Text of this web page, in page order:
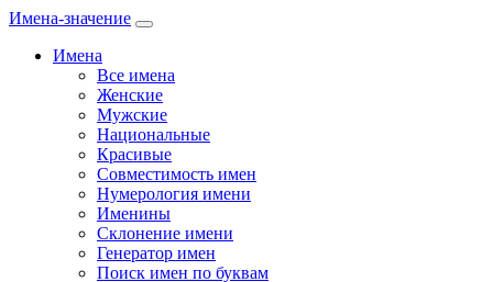
Имена-значение
Имена
Все имена
Женские
Мужские
Национальные
Красивые
Совместимость имен
Нумерология имени
Именины
Склонение имени
Генератор имен
Поиск имен по буквам